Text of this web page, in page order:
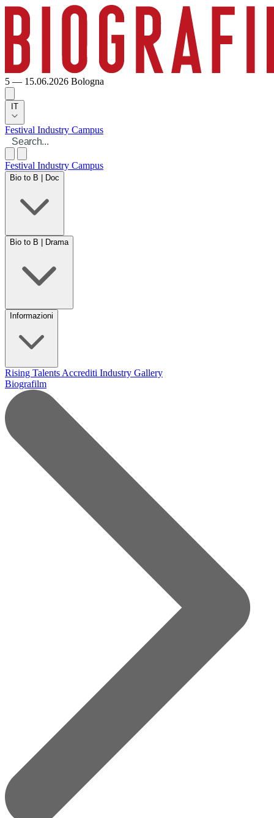
5 — 15.06.2026 Bologna
IT
Festival Industry Campus
Festival Industry Campus
Bio to B | Doc
Bio to B | Drama
Informazioni
Rising Talents Accrediti Industry Gallery
Biografilm